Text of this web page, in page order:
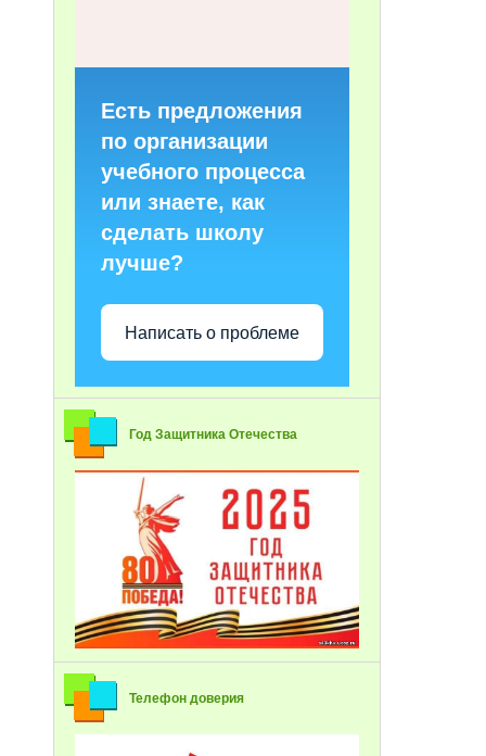
Есть предложения
по организации
учебного процесса
или знаете, как
сделать школу
лучше?
Написать о проблеме
Год Защитника Отечества
Телефон доверия